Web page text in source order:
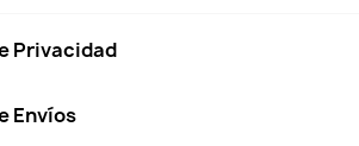
Privacidad
Envíos